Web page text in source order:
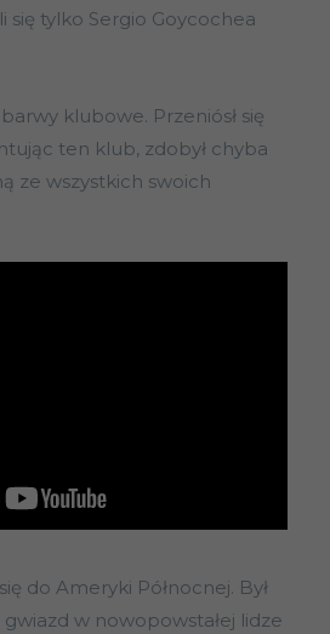
się tylko Sergio Goycochea
klubowe. Przeniósł się
ten klub, zdobył chyba
ze wszystkich swoich
do Ameryki Północnej. Był
w nowopowstałej lidze